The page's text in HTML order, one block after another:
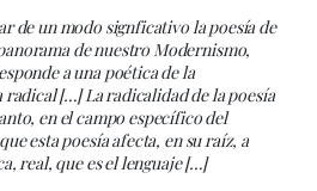
de un modo signficativo la poesía de
de nuestro Modernismo,
a una poética de la
radical […] La radicalidad de la poesía
en el campo específico del
esta poesía afecta, en su raíz, a
real, que es el lenguaje […]